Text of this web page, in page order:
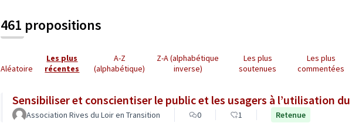
461 propositions
Aléatoire
Les plus
récentes
A-Z
(alphabétique)
Z-A (alphabétique
inverse)
Les plus
soutenues
Les plus
commentées
Sensibiliser et conscientiser le public et les usagers à l’utilisation
Association Rives du Loir en Transition 0 1 Retenue